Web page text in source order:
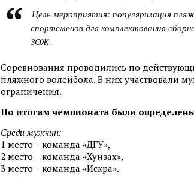
Цель мероприятия: популяризация
спортсменов для комплектования
ЗОЖ.
Соревнования проводились по
пляжного волейбола. В них участвовали
ограничения.
По итогам чемпионата были
Среди мужчин:
1 место – команда «ДГУ»,
2 место – команда «Хунзах»,
3 место – команда «Искра».